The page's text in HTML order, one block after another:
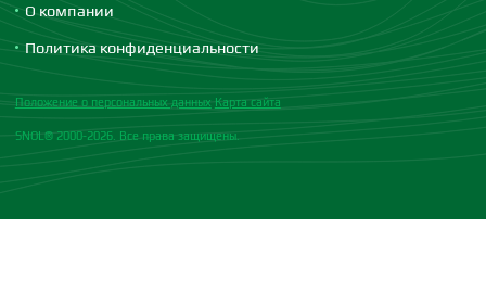
О компании
Политика конфиденциальности
Положение о персональных данных Карта сайта
SNOL® 2000-2026. Все права защищены.